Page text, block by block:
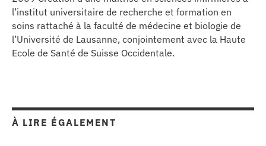
l’institut universitaire de recherche et formation en
soins rattaché à la faculté de médecine et biologie de
l’Université de Lausanne, conjointement avec la Haute
Ecole de Santé de Suisse Occidentale.
À LIRE ÉGALEMENT